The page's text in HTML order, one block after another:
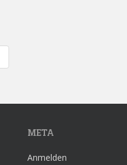
META
Anmelden